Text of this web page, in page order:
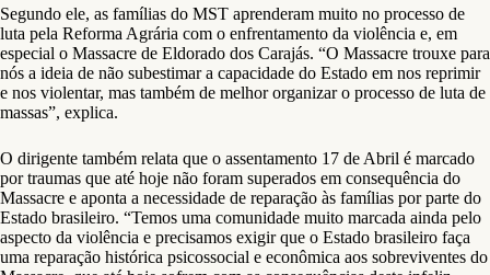
Segundo ele, as famílias do MST aprenderam muito no processo de
luta pela Reforma Agrária com o enfrentamento da violência e, em
especial o Massacre de Eldorado dos Carajás. “O Massacre trouxe para
nós a ideia de não subestimar a capacidade do Estado em nos reprimir
e nos violentar, mas também de melhor organizar o processo de luta de
massas”, explica.
O dirigente também relata que o assentamento 17 de Abril é marcado
por traumas que até hoje não foram superados em consequência do
Massacre e aponta a necessidade de reparação às famílias por parte do
Estado brasileiro. “Temos uma comunidade muito marcada ainda pelo
aspecto da violência e precisamos exigir que o Estado brasileiro faça
uma reparação histórica psicossocial e econômica aos sobreviventes do